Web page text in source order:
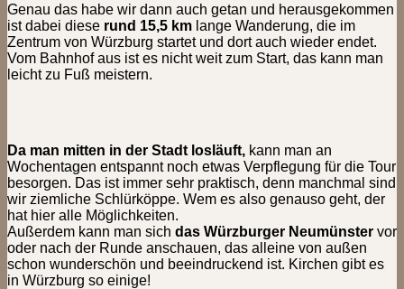
Genau das habe wir dann auch getan und herausgekommen
ist dabei diese rund 15,5 km lange Wanderung, die im
Zentrum von Würzburg startet und dort auch wieder endet.
Vom Bahnhof aus ist es nicht weit zum Start, das kann man
leicht zu Fuß meistern.
Da man mitten in der Stadt losläuft, kann man an
Wochentagen entspannt noch etwas Verpflegung für die Tour
besorgen. Das ist immer sehr praktisch, denn manchmal sind
wir ziemliche Schlürköppe. Wem es also genauso geht, der
hat hier alle Möglichkeiten.
Außerdem kann man sich das Würzburger Neumünster vor
oder nach der Runde anschauen, das alleine von außen
schon wunderschön und beeindruckend ist. Kirchen gibt es
in Würzburg so einige!